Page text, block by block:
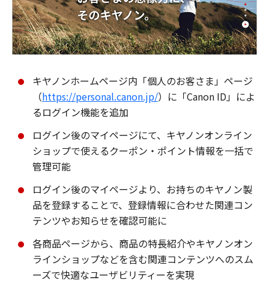
キヤノンホームページ内「個人のお客さま」ページ
（https://personal.canon.jp/）に「Canon ID」によ
るログイン機能を追加
ログイン後のマイページにて、キヤノンオンライン
ショップで使えるクーポン・ポイント情報を一括で
管理可能
ログイン後のマイページより、お持ちのキヤノン製
品を登録することで、登録情報に合わせた関連コン
テンツやお知らせを確認可能に
各商品ページから、商品の特長紹介やキヤノンオン
ラインショップなどを含む関連コンテンツへのスム
ーズで快適なユーザビリティーを実現